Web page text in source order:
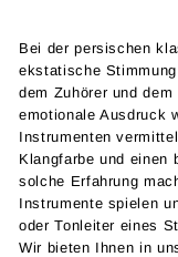
Bei der persischen
ekstatische
dem Zuhörer und
emotionale Ausdruck
Instrumenten
Klangfarbe und einen
solche Erfahrung
Instrumente spielen
oder Tonleiter eines
Wir bieten Ihnen in